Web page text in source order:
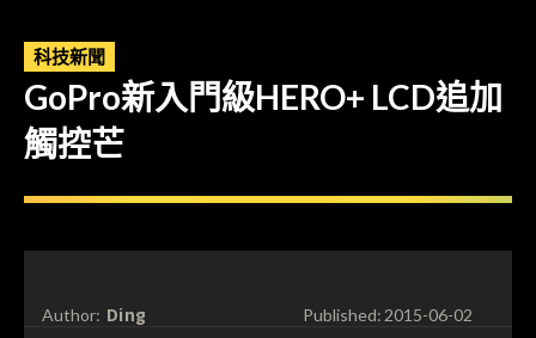
科技新聞
GoPro新入門級HERO+ LCD追加
觸控芒
Author: Ding Published:2015-06-02